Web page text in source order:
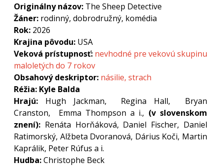
Originálny názov: The Sheep Detective
Žáner: rodinný, dobrodružný, komédia
Rok: 2026
Krajina pôvodu: USA
Veková prístupnosť: nevhodné pre vekovú skupinu
maloletých do 7 rokov
Obsahový deskriptor: násilie, strach
Réžia: Kyle Balda
Hrajú: Hugh Jackman, Regina Hall, Bryan
Cranston, Emma Thompson a i., (v slovenskom
znení): Renáta Horňáková, Daniel Fischer, Daniel
Ratimorský, Alžbeta Dvoranová, Dárius Koči, Martin
Kaprálik, Peter Rúfus a i.
Hudba:Christophe Beck